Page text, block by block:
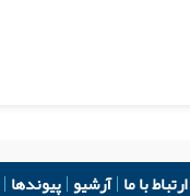
ارتباط با ما آرشیو پیوندها